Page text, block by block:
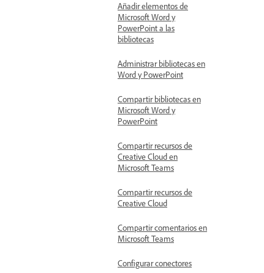
Añadir elementos de
Microsoft Word y
PowerPoint a las
bibliotecas
Administrar bibliotecas en
Word y PowerPoint
Compartir bibliotecas en
Microsoft Word y
PowerPoint
Compartir recursos de
Creative Cloud en
Microsoft Teams
Compartir recursos de
Creative Cloud
Compartir comentarios en
Microsoft Teams
Configurar conectores